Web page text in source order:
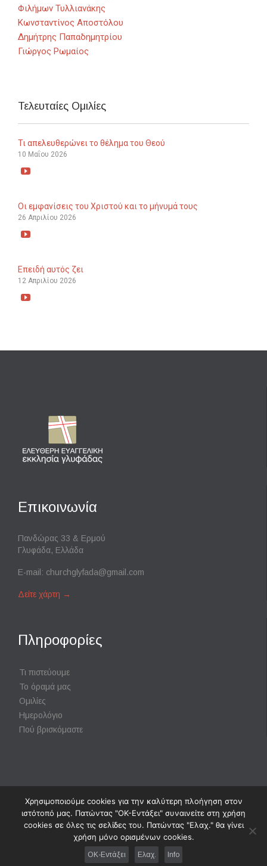
Φιλήμων Τυλλιανάκης
Κωνσταντίνος Αποστόλου
Δημήτρης Παπαδημητρίου
Γιώργος Ρωμαίος
Τελευταίες Ομιλίες
Τι απελευθερώνει το θέλημα του Θεού
10 Μαΐου 2026

Οι εμφανίσεις του Χριστού και το μήνυμά τους
26 Απριλίου 2026

Επειδή αυτός ζει
12 Απριλίου 2026

Επικοινωνία
Πανδώρας 33 & Ερμού
Γλυφάδα, Ελλάδα
E-mail: churchglyfada@gmail.com
Δείτε χάρτη →
Πληροφορίες
Τι πιστεύουμε
Το όραμά μας
Ομιλίες
Ημερολόγιο
Πού βρισκόμαστε
Powered byDigisol Ltd.|Χρήση Cookies
↑
Follow us:  
Χρησιμοποιούμε cookies για την καλύτερη πλοήγηση στον
ιστότοπό μας. Πατώντας "ΟΚ-Εντάξει" συναινείτε στη χρήση
cookies σε όλες τις σελίδες του. Πατώντας "Ελαχ." θα γίνει
χρήση μόνο ορισμένων cookies.
OK-Εντάξει Ελαχ. Info